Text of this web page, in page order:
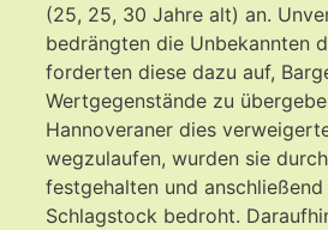
(25, 25, 30 Jahre alt) an.
bedrängten die Unbekannten
forderten diese dazu auf,
Wertgegenstände zu
Hannoveraner dies
wegzulaufen, wurden sie
festgehalten und
Schlagstock bedroht.